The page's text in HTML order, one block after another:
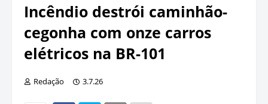
Incêndio destrói caminhão-
cegonha com onze carros
elétricos na BR-101
Redação 3.7.26